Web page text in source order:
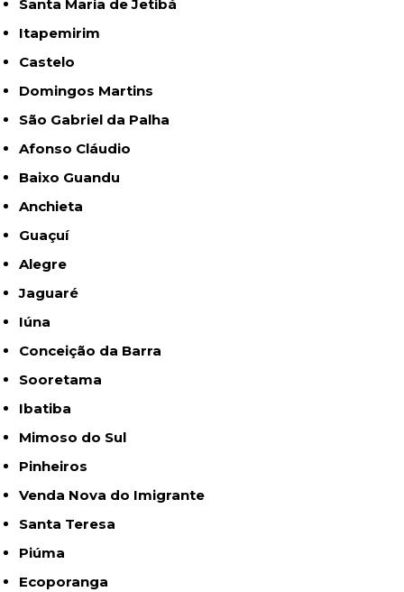
Santa Maria de Jetibá
Itapemirim
Castelo
Domingos Martins
São Gabriel da Palha
Afonso Cláudio
Baixo Guandu
Anchieta
Guaçuí
Alegre
Jaguaré
Iúna
Conceição da Barra
Sooretama
Ibatiba
Mimoso do Sul
Pinheiros
Venda Nova do Imigrante
Santa Teresa
Piúma
Ecoporanga